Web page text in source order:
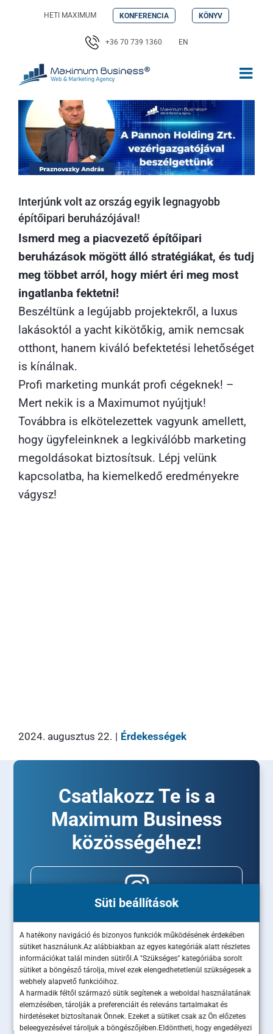
Süti beállítások
A hatékony navigáció és bizonyos funkciók működésének érdekében
sütiket használunk.Az alábbiakban az egyes kategóriák alatt részletes
információkat talál minden sütiről.A "Szükséges" kategóriába sorolt
sütiket a böngésző tárolja, mivel ezek elengedhetetlenül szükségesek a
webhely alapvető funkcióihoz.
A harmadik féltől származó sütik segítenek a weboldal használatának
elemzésében, tárolják a preferenciáit és releváns tartalmakat és
hirdetéseket biztosítanak Önnek. Ezeket a sütiket csak az Ön előzetes
beleegyezésével tároljuk a böngészőjében.Eldöntheti, hogy engedélyezi
HETI MAXIMUM KONFERENCIA KÖNYV
+36 70 739 1360 EN
Interjúnk volt az ország egyik legnagyobb
építőipari beruházójával!
Ismerd meg a piacvezető építőipari
beruházások mögött álló stratégiákat, és tudj
meg többet arról, hogy miért éri meg most
ingatlanba fektetni!
Beszéltünk a legújabb projektekről, a luxus
lakásoktól a yacht kikötőkig, amik nemcsak
otthont, hanem kiváló befektetési lehetőséget
is kínálnak.
Profi marketing munkát profi cégeknek! –
Mert nekik is a Maximumot nyújtjuk!
Továbbra is elkötelezettek vagyunk amellett,
hogy ügyfeleinknek a legkiválóbb marketing
megoldásokat biztosítsuk. Lépj velünk
kapcsolatba, ha kiemelkedő eredményekre
vágysz!
2024. augusztus 22. | Érdekességek
Csatlakozz Te is a
Maximum Business
közösségéhez!